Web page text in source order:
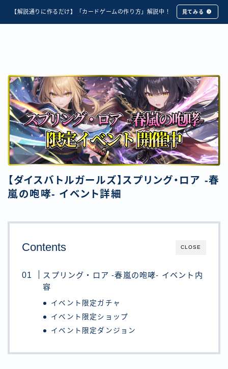
【解説通りに作るだけ】「カードゲームの作り方」解説中！ 見てみる
【ダイスバトルガールズ】スプリング・ロア -春
嵐の咆哮- イベント詳細
CLOSE
Contents
スプリング・ロア -春嵐の咆哮- イベント内
容
イベント限定ガチャ
イベント限定ショップ
イベント限定ダンジョン